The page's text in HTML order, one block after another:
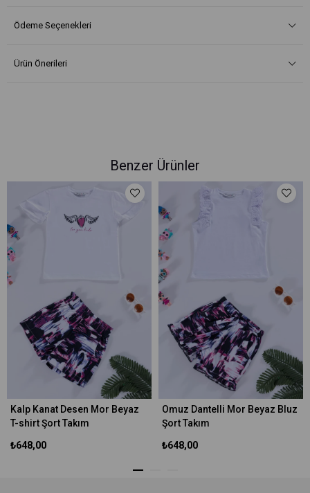
Ödeme Seçenekleri
Ürün Önerileri
Benzer Ürünler
Kalp Kanat Desen Mor Beyaz
T-shirt Şort Takım
₺648,00
Omuz Dantelli Mor Beyaz Bluz
Şort Takım
₺648,00